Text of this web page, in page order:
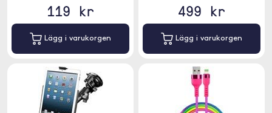
119 kr
Lägg i varukorgen
499 kr
Lägg i varukorgen